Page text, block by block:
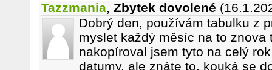
Tazzmania, Zbytek dovolené
Dobrý den, používám tabulku z
myslet každý měsíc na to znova
nakopíroval jsem tyto na celý
datumy, ale znáte to, kouká se